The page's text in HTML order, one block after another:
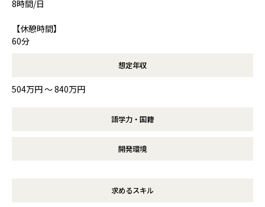
8時間/日
【休憩時間】
60分
想定年収
504万円 〜 840万円
語学力・国籍
開発環境
求めるスキル